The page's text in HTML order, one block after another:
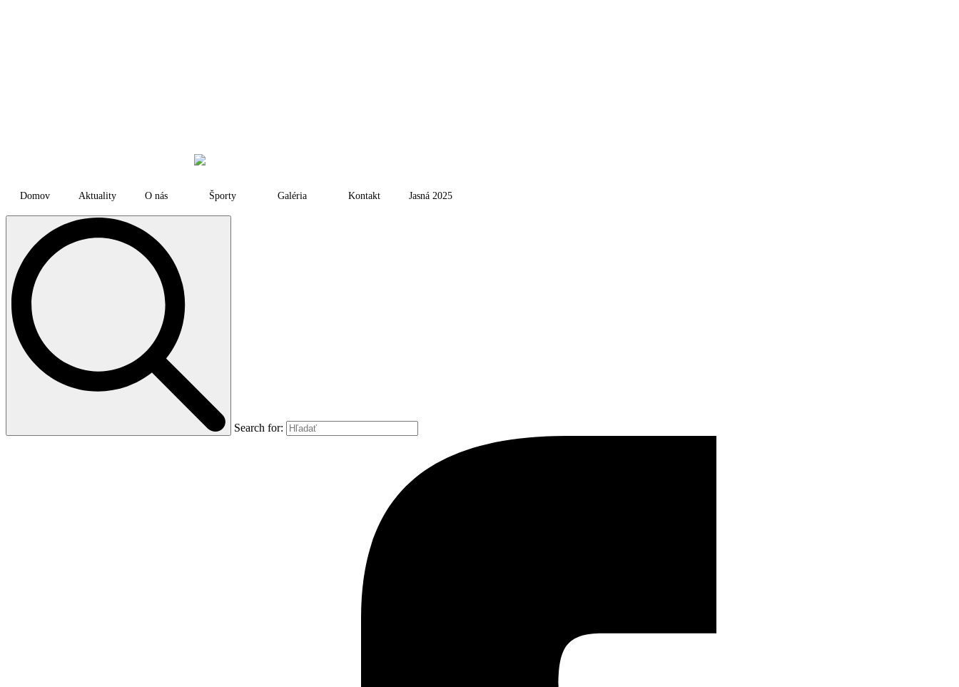
Domov Aktuality O nás Športy Galéria Kontakt Jasná 2025
Search for: